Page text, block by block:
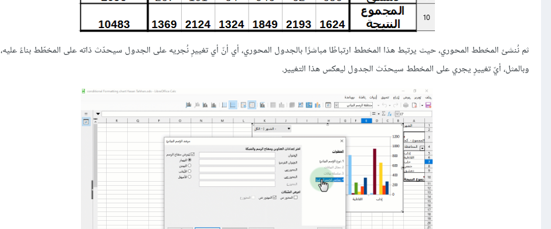
ثم نُنشئ المخطط المحوري، حيث يرتبط هذا المخطط ارتباطًا مباشرًا بالجدول المحوري، أي أنّ أي تغييرٍ نُجريه على الجدول سيحدّث ذاته على المخطّط بناءً عليه،
وبالمثل، أيّ تغييرٍ يجري على المخطط سيحدّث الجدول ليعكس هذا التغيير.